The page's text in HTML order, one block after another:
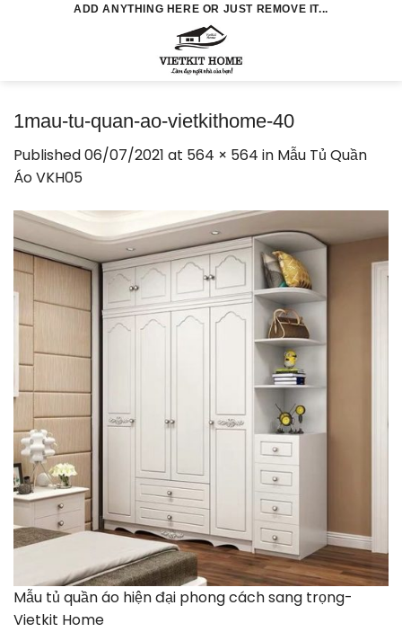
ADD ANYTHING HERE OR JUST REMOVE IT...
1mau-tu-quan-ao-vietkithome-40
Published06/07/2021 at 564 × 564 in Mẫu Tủ Quần
Áo VKH05
Mẫu tủ quần áo hiện đại phong cách sang trọng-
Vietkit Home